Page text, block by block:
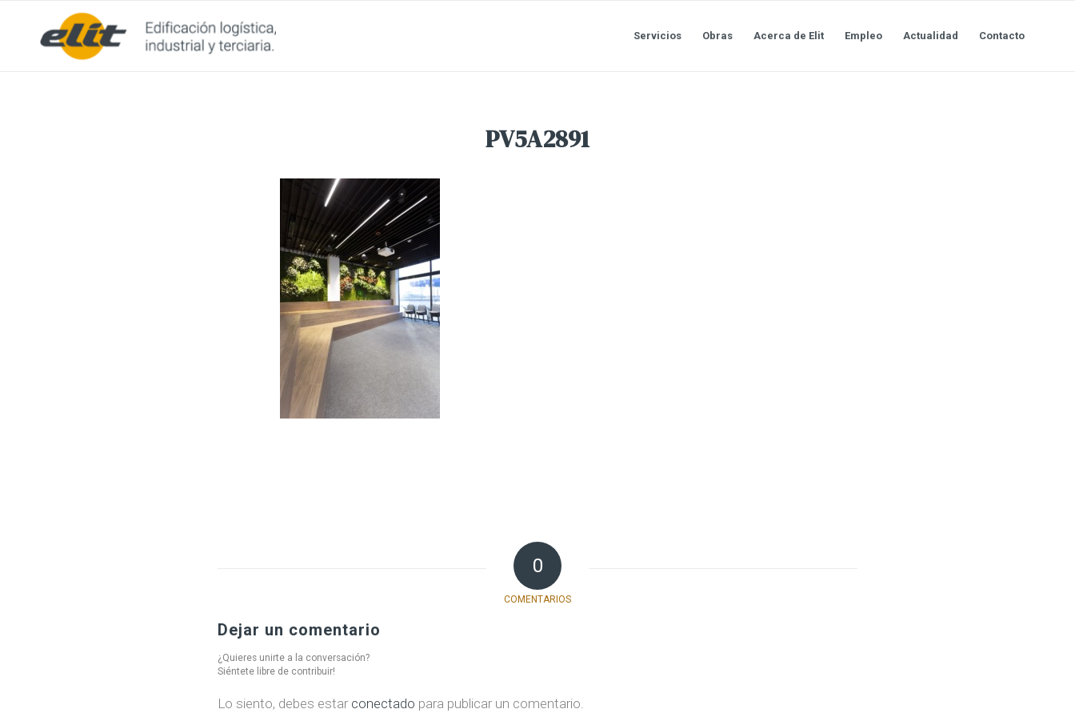
Servicios Obras Acerca de Elit Empleo Actualidad Contacto
PV5A2891
0
COMENTARIOS
Dejar un comentario
¿Quieres unirte a la conversación?
Siéntete libre de contribuir!
Lo siento, debes estar conectado para publicar un comentario.